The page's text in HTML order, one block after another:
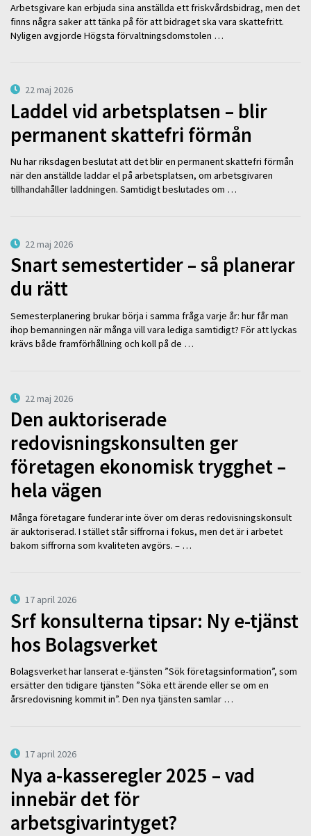
Arbetsgivare kan erbjuda sina anställda ett friskvårdsbidrag, men det
finns några saker att tänka på för att bidraget ska vara skattefritt.
Nyligen avgjorde Högsta förvaltningsdomstolen …
22 maj 2026
Laddel vid arbetsplatsen – blir
permanent skattefri förmån
Nu har riksdagen beslutat att det blir en permanent skattefri förmån
när den anställde laddar el på arbetsplatsen, om arbetsgivaren
tillhandahåller laddningen. Samtidigt beslutades om …
22 maj 2026
Snart semestertider – så planerar
du rätt
Semesterplanering brukar börja i samma fråga varje år: hur får man
ihop bemanningen när många vill vara lediga samtidigt? För att lyckas
krävs både framförhållning och koll på de …
22 maj 2026
Den auktoriserade
redovisningskonsulten ger
företagen ekonomisk trygghet –
hela vägen
Många företagare funderar inte över om deras redovisningskonsult
är auktoriserad. I stället står siffrorna i fokus, men det är i arbetet
bakom siffrorna som kvaliteten avgörs. – …
17 april 2026
Srf konsulterna tipsar: Ny e-tjänst
hos Bolagsverket
Bolagsverket har lanserat e-tjänsten ”Sök företagsinformation”, som
ersätter den tidigare tjänsten ”Söka ett ärende eller se om en
årsredovisning kommit in”. Den nya tjänsten samlar …
17 april 2026
Nya a-kasseregler 2025 – vad
innebär det för
arbetsgivarintyget?